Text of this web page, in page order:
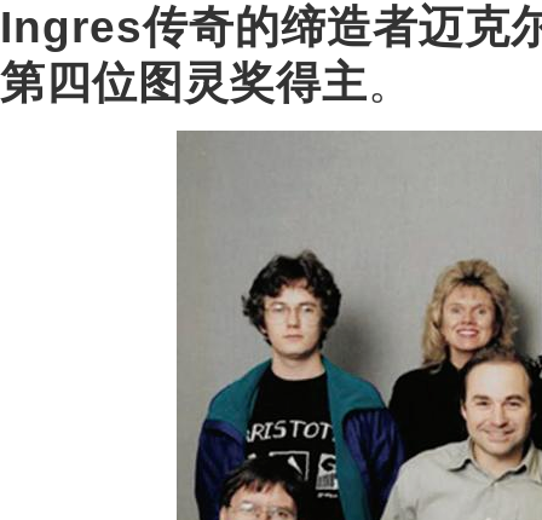
Ingres传奇的缔造者迈克
第四位图灵奖得主。